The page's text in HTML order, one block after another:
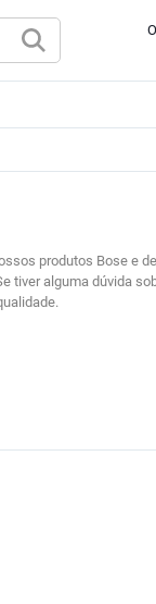
produtos Bose e
tiver alguma dúvida